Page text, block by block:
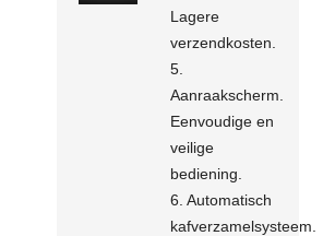
Lagere
verzendkosten.
5.
Aanraakscherm.
Eenvoudige en
veilige
bediening.
6. Automatisch
kafverzamelsysteem.